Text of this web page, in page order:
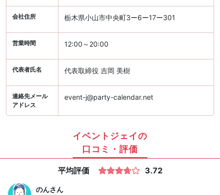
会社住所 栃木県小山市中央町3ー6ー17ー301
営業時間 12:00～20:00
代表者氏名 代表取締役 吉岡 美樹
連絡先メール
アドレス
event-j@party-calendar.net
イベントジェイの
口コミ・評価
平均評価 3.72
のんさん